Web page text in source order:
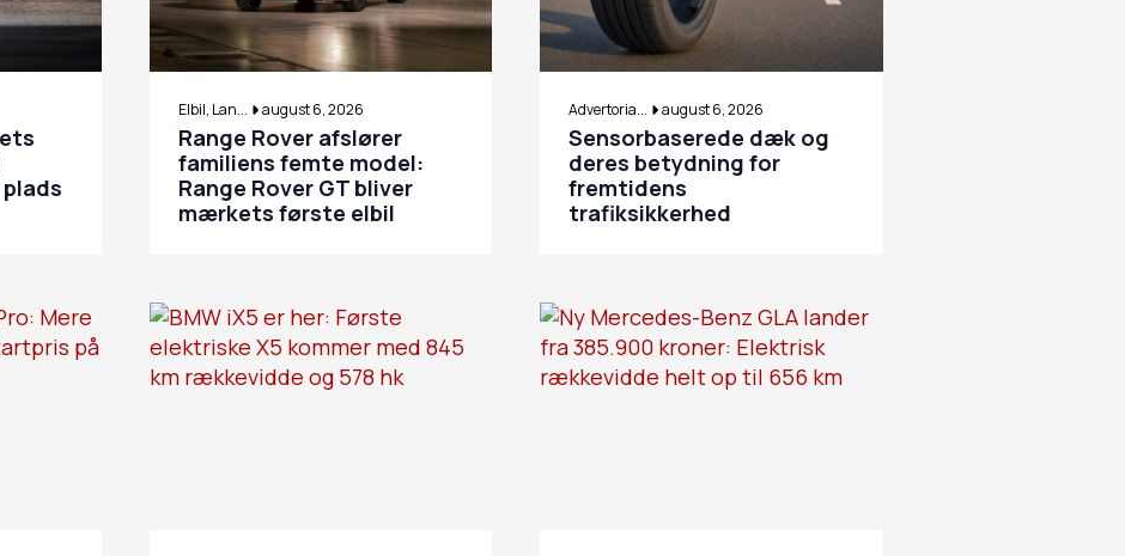
Elbil, Lan... august 6, 2026
Range Rover afslører
familiens femte model:
Range Rover GT bliver
mærkets første elbil
Advertoria... august 6, 2026
Sensorbaserede dæk og
deres betydning for
fremtidens
trafiksikkerhed